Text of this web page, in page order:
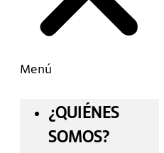
Menú
¿QUIÉNES
SOMOS?